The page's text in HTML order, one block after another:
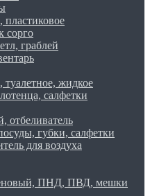
пластиковое
сорго
граблей
жидкое
салфетки
отбеливатель
губки, салфетки
для воздуха
ПНД, ПВД, мешки